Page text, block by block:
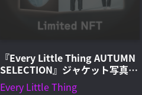
『Every Little Thing AUTUMN
SELECTION』ジャケット写真N
FT
Every Little Thing